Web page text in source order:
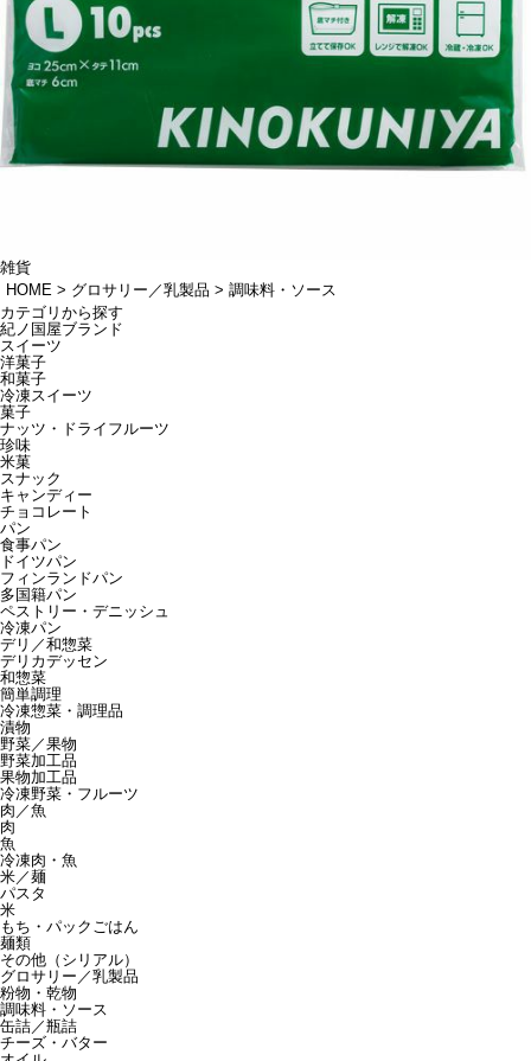
雑貨
HOME
グロサリー／乳製品
調味料・ソース
カテゴリから探す
紀ノ国屋ブランド
スイーツ
洋菓子
和菓子
冷凍スイーツ
菓子
ナッツ・ドライフルーツ
珍味
米菓
スナック
キャンディー
チョコレート
パン
食事パン
ドイツパン
フィンランドパン
多国籍パン
ペストリー・デニッシュ
冷凍パン
デリ／和惣菜
デリカデッセン
和惣菜
簡単調理
冷凍惣菜・調理品
漬物
野菜／果物
野菜加工品
果物加工品
冷凍野菜・フルーツ
肉／魚
肉
魚
冷凍肉・魚
米／麺
パスタ
米
もち・パックごはん
麺類
その他（シリアル）
グロサリー／乳製品
粉物・乾物
調味料・ソース
缶詰／瓶詰
チーズ・バター